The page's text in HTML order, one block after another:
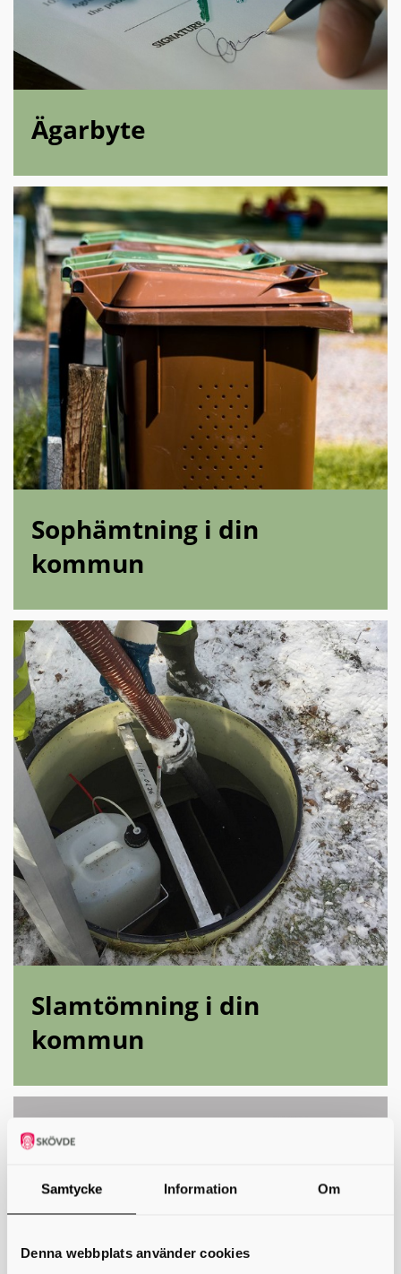
Samtycke Information Om
Denna webbplats använder cookies
Ägarbyte
Sophämtning i din
kommun
Slamtömning i din
kommun